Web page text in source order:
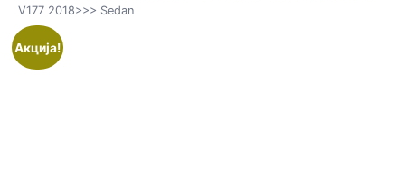
V177 2018>>> Sedan
Акција!